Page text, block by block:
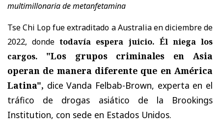
multimillonaria de metanfetamina
Tse Chi Lop fue extraditado a Australia en diciembre de
2022, donde todavía espera juicio. Él niega los
cargos. "Los grupos criminales en Asia
operan de manera diferente que en América
Latina", dice Vanda Felbab-Brown, experta en el
tráfico de drogas asiático de la Brookings
Institution, con sede en Estados Unidos.